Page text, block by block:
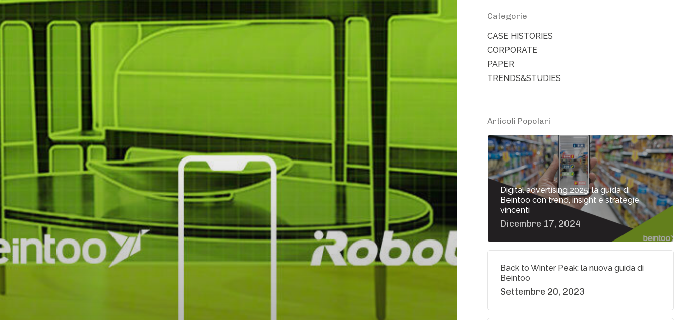
Categorie
CASE HISTORIES
CORPORATE
PAPER
TRENDS&STUDIES
Articoli Popolari
Digital advertising 2025: la guida di
Beintoo con trend, insight e strategie
vincenti
Dicembre 17, 2024
Back to Winter Peak: la nuova guida di
Beintoo
Settembre 20, 2023